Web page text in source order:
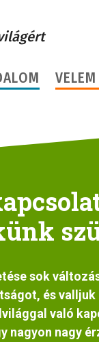
sok
és
való
nagyon nagy